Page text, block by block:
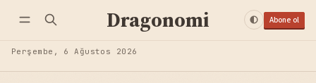
Dragonomi Abone ol
Perşembe, 6 Ağustos 2026